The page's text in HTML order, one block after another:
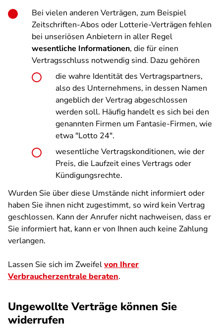
Bei vielen anderen Verträgen, zum Beispiel
Zeitschriften-Abos oder Lotterie-Verträgen fehlen
bei unseriösen Anbietern in aller Regel
wesentliche Informationen, die für einen
Vertragsschluss notwendig sind. Dazu gehören
die wahre Identität des Vertragspartners,
also des Unternehmens, in dessen Namen
angeblich der Vertrag abgeschlossen
werden soll. Häufig handelt es sich bei den
genannten Firmen um Fantasie-Firmen, wie
etwa "Lotto 24".
wesentliche Vertragskonditionen, wie der
Preis, die Laufzeit eines Vertrags oder
Kündigungsrechte.
Wurden Sie über diese Umstände nicht informiert oder
haben Sie ihnen nicht zugestimmt, so wird kein Vertrag
geschlossen. Kann der Anrufer nicht nachweisen, dass er
Sie informiert hat, kann er von Ihnen auch keine Zahlung
verlangen.
Lassen Sie sich im Zweifelvon Ihrer
Verbraucherzentrale beraten.
Ungewollte Verträge können Sie
widerrufen